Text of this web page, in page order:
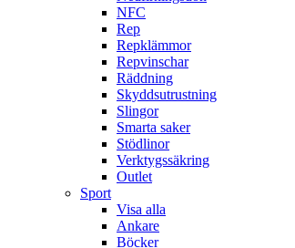
NFC
Rep
Repklämmor
Repvinschar
Räddning
Skyddsutrustning
Slingor
Smarta saker
Stödlinor
Verktygssäkring
Outlet
Sport
Visa alla
Ankare
Böcker